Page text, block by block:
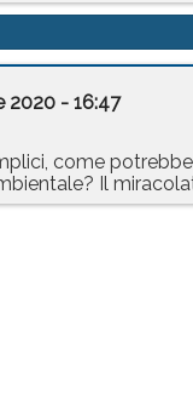
- 16:47
come
Il